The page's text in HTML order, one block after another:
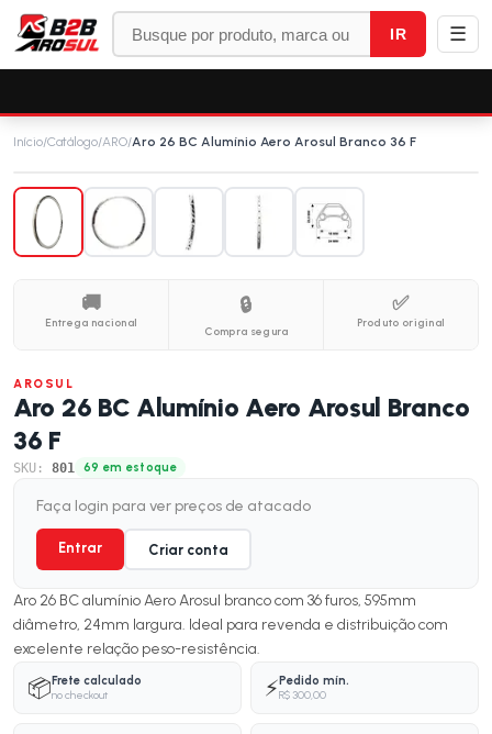
IR ☰
Início/Catálogo/ARO/Aro 26 BC Alumínio Aero Arosul Branco 36 F
🚚
Entrega nacional
🔒
Compra segura
✅
Produto original
AROSUL
Aro 26 BC Alumínio Aero Arosul Branco
36 F
SKU: 801 69 em estoque
Faça login para ver preços de atacado
Entrar Criar conta
Aro 26 BC alumínio Aero Arosul branco com 36 furos, 595mm
diâmetro, 24mm largura. Ideal para revenda e distribuição com
excelente relação peso-resistência.
📦Frete calculado
no checkout
⚡Pedido mín.
R$ 300,00